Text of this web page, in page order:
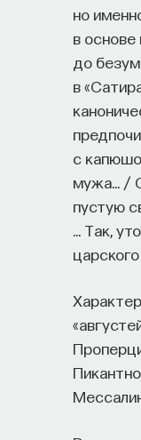
но
в
до
в
с
мужа… /
пустую
… Так,